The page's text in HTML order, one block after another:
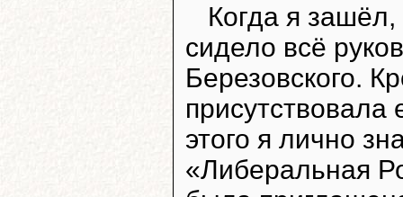
Когда я
сидело всё
Березовского.
этого я лично
«Либеральная